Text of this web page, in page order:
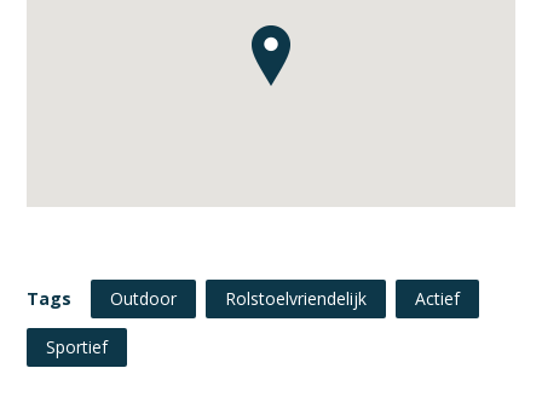
Tags Outdoor Rolstoelvriendelijk Actief
Sportief